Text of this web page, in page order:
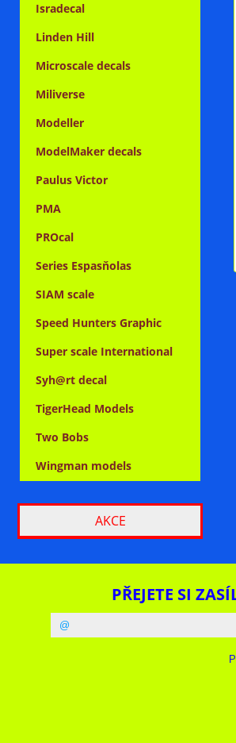
Isradecal
Linden Hill
Microscale decals
Miliverse
Modeller
ModelMaker decals
Paulus Victor
PMA
PROcal
Series Espasňolas
SIAM scale
Speed Hunters Graphic
Super scale International
Syh@rt decal
TigerHead Models
Two Bobs
Wingman models
AKCE
PŘEJETE SI